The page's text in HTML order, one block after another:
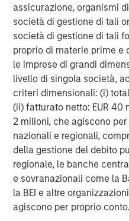
assicurazione, organismi
società di gestione di tali
società di gestione di tali
proprio di materie prime e
le imprese di grandi
livello di singola società,
criteri dimensionali: (i)
(ii) fatturato netto: EUR 40
2 milioni, che agiscono
nazionali e regionali,
della gestione del debito
regionale, le banche
e sovranazionali come la
la BEI e altre
agiscono per proprio conto.
About Morgan Stanley
Morgan Stanley (NYSE:
services firm providing a
banking, securities, wealth
management services.
Firm’s employees serve
corporations,
For further information
www.morganstanley.com.
Morgan Stanley Real Estate
Morgan Stanley Real
global value-add /
plus real estate investment